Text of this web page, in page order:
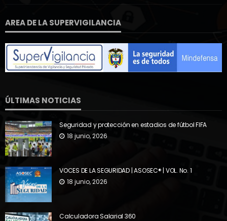
AREA DE LA SUPERVIGILANCIA
ÚLTIMAS NOTICIAS
Seguridad y protección en estadios de fútbol FIFA
18 junio, 2026
VOCES DE LA SEGURIDAD | ASOSEC® | VOL. No. 1
18 junio, 2026
Calculadora Salarial 360